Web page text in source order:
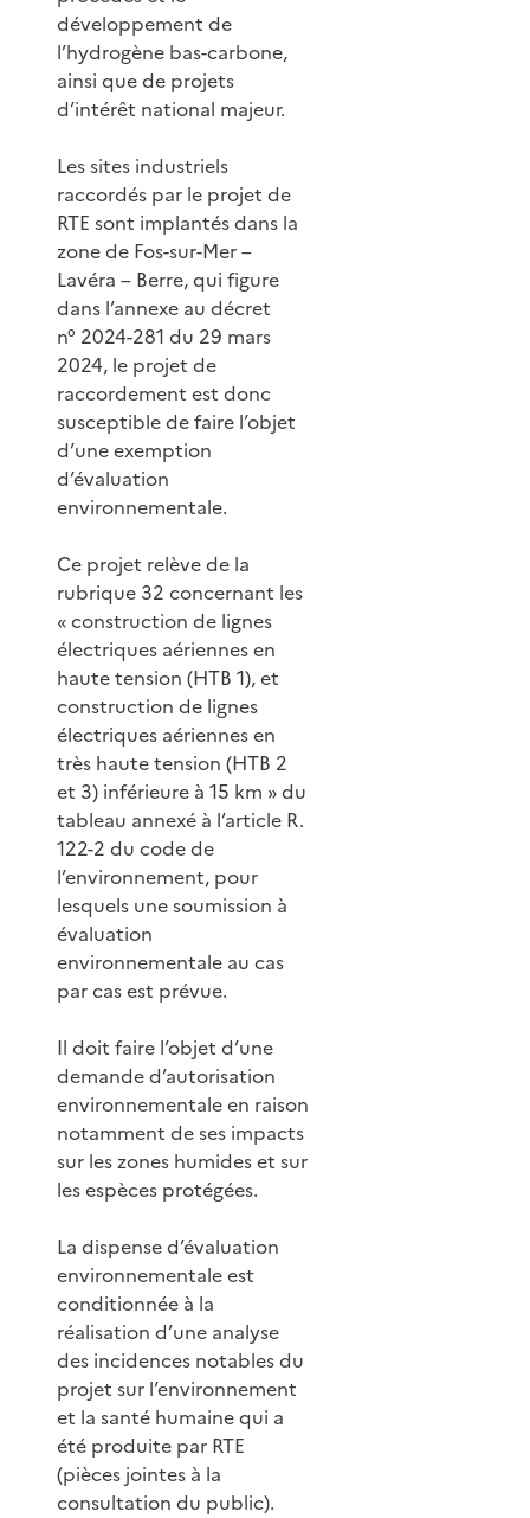
développement de
l’hydrogène bas-carbone,
ainsi que de projets
d’intérêt national majeur.
Les sites industriels
raccordés par le projet de
RTE sont implantés dans la
zone de Fos-sur-Mer –
Lavéra – Berre, qui figure
dans l’annexe au décret
n° 2024-281 du 29 mars
2024, le projet de
raccordement est donc
susceptible de faire l’objet
d’une exemption
d’évaluation
environnementale.
Ce projet relève de la
rubrique 32 concernant les
« construction de lignes
électriques aériennes en
haute tension (HTB 1), et
construction de lignes
électriques aériennes en
très haute tension (HTB 2
et 3) inférieure à 15 km » du
tableau annexé à l’article R.
122-2 du code de
l’environnement, pour
lesquels une soumission à
évaluation
environnementale au cas
par cas est prévue.
Il doit faire l’objet d’une
demande d’autorisation
environnementale en raison
notamment de ses impacts
sur les zones humides et sur
les espèces protégées.
La dispense d’évaluation
environnementale est
conditionnée à la
réalisation d’une analyse
des incidences notables du
projet sur l’environnement
et la santé humaine qui a
été produite par RTE
(pièces jointes à la
consultation du public).